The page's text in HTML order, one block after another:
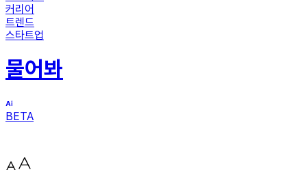
커리어
트렌드
스타트업
물어봐
BETA